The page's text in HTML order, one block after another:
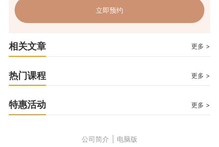
立即预约
相关文章 更多 >
热门课程 更多 >
特惠活动 更多 >
公司简介
电脑版